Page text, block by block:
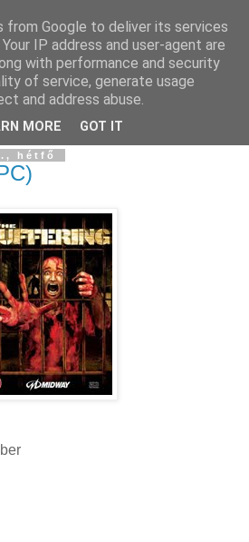
hétfő
from Google to deliver its services
IP address and user-agent are
with performance and security
of service, generate usage
and address abuse.
MORE GOT IT